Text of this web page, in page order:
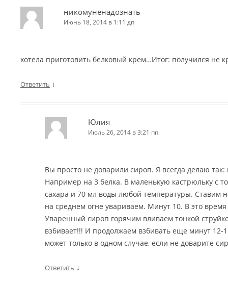
никомуненадознать
Июнь 18, 2014 в 1:11 дп
хотела приготовить белковый крем…Итог: получился не
Ответить ↓
Юлия
Июль 26, 2014 в 3:21 пп
Вы просто не доварили сироп. Я всегда делаю так:
Например на 3 белка. В маленькую кастрюльку с
сахара и 70 мл воды любой температуры. Ставим
на среднем огне увариваем. Минут 10. В это
Уваренный сироп горячим вливаем тонкой
взбивает!!! И продолжаем взбивать еще минут 12-
может только в одном случае, если не доварите
Ответить ↓